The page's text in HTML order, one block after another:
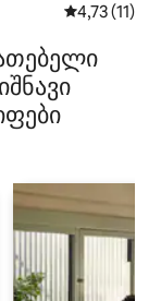
საშუალო
4,73 (11)